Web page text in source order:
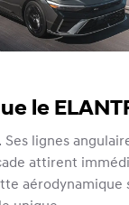
le
Ses lignes
attirent
aérodynamique